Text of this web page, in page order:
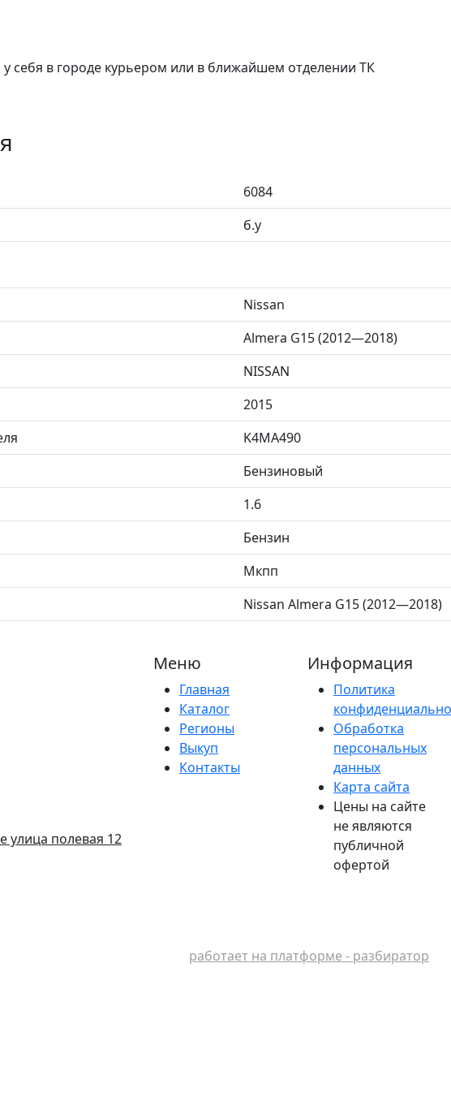
у себя в городе курьером или в ближайшем отделении ТК
6084
б.у
Nissan
Almera G15 (2012—2018)
NISSAN
2015
K4MA490
Бензиновый
1.6
Бензин
Мкпп
Nissan Almera G15 (2012—2018)
улица полевая 12
Меню
Главная
Каталог
Регионы
Выкуп
Контакты
Информация
Политика
Обработка
персональных
данных
Карта сайта
Цены на сайте
не являются
публичной
офертой
работает на платформе - разбиратор